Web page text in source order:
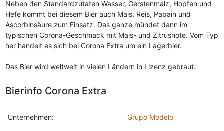
Neben den Standardzutaten Wasser, Gerstenmalz, Hopfen und
Hefe kommt bei diesem Bier auch Mais, Reis, Papain und
Ascorbinsäure zum Einsatz. Das ganze mündet dann im
typischen Corona-Geschmack mit Mais- und Zitrusnote. Vom Typ
her handelt es sich bei Corona Extra um ein Lagerbier.
Das Bier wird weltweit in vielen Ländern in Lizenz gebraut.
Bierinfo Corona Extra
Unternehmen: Grupo Modelo